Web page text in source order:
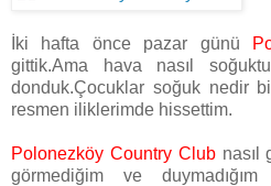
İki hafta önce pazar günü
gittik.Ama hava nasıl
donduk.Çocuklar soğuk nedir
resmen iliklerimde hissettim.
Polonezköy Country Clubnasıl
görmediğim ve duymadığım